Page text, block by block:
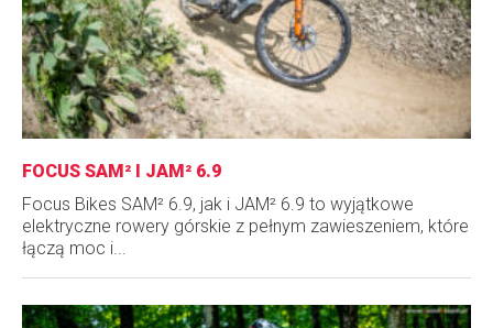
FOCUS SAM² I JAM² 6.9
Focus Bikes SAM² 6.9, jak i JAM² 6.9 to wyjątkowe
elektryczne rowery górskie z pełnym zawieszeniem, które
łączą moc i...